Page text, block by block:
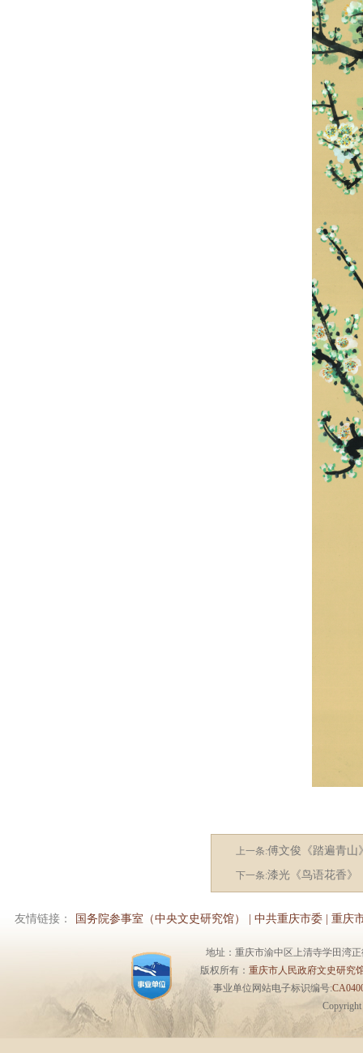
上一条:傅文俊《踏遍青山
下一条:漆光《鸟语花香》
友情链接： 国务院参事室（中央文史研究馆） 中共重庆市委 重庆
地址：重庆市渝中区上清寺学田湾
版权所有： 重庆市人民政府文史研究
事业单位网站电子标识编号: